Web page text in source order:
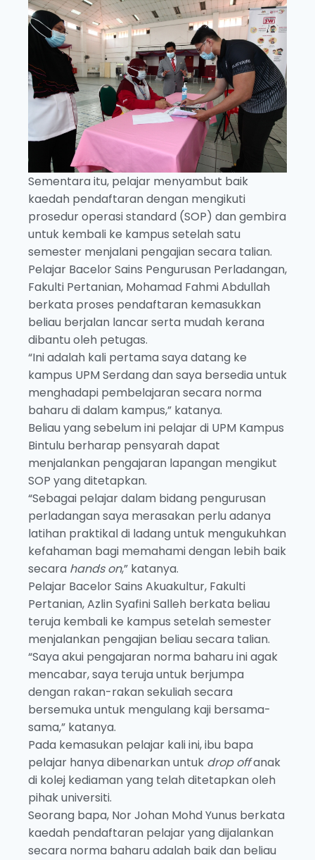
Sementara itu, pelajar menyambut baik
kaedah pendaftaran dengan mengikuti
prosedur operasi standard (SOP) dan gembira
untuk kembali ke kampus setelah satu
semester menjalani pengajian secara talian.
Pelajar Bacelor Sains Pengurusan Perladangan,
Fakulti Pertanian, Mohamad Fahmi Abdullah
berkata proses pendaftaran kemasukkan
beliau berjalan lancar serta mudah kerana
dibantu oleh petugas.
“Ini adalah kali pertama saya datang ke
kampus UPM Serdang dan saya bersedia untuk
menghadapi pembelajaran secara norma
baharu di dalam kampus,” katanya.
Beliau yang sebelum ini pelajar di UPM Kampus
Bintulu berharap pensyarah dapat
menjalankan pengajaran lapangan mengikut
SOP yang ditetapkan.
“Sebagai pelajar dalam bidang pengurusan
perladangan saya merasakan perlu adanya
latihan praktikal di ladang untuk mengukuhkan
kefahaman bagi memahami dengan lebih baik
secara hands on,” katanya.
Pelajar Bacelor Sains Akuakultur, Fakulti
Pertanian, Azlin Syafini Salleh berkata beliau
teruja kembali ke kampus setelah semester
menjalankan pengajian beliau secara talian.
“Saya akui pengajaran norma baharu ini agak
mencabar, saya teruja untuk berjumpa
dengan rakan-rakan sekuliah secara
bersemuka untuk mengulang kaji bersama-
sama,” katanya.
Pada kemasukan pelajar kali ini, ibu bapa
pelajar hanya dibenarkan untuk drop offanak
di kolej kediaman yang telah ditetapkan oleh
pihak universiti.
Seorang bapa, Nor Johan Mohd Yunus berkata
kaedah pendaftaran pelajar yang dijalankan
secara norma baharu adalah baik dan beliau